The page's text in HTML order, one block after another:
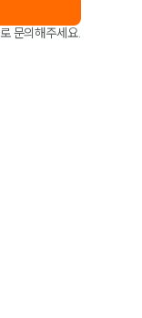
로 문의해주세요.